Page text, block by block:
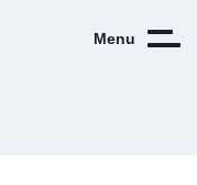
Menu